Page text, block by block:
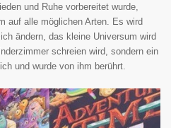
und Ruhe vorbereitet wurde,
auf alle möglichen Arten. Es wird
ändern, das kleine Universum wird
schreien wird, sondern ein
und wurde von ihm berührt.